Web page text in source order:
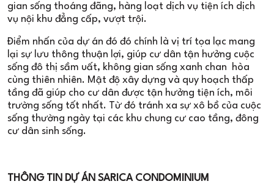
gian sống thoáng đãng, hàng loạt dịch vụ tiện ích dịch
vụ nội khu đẳng cấp, vượt trội.
Điểm nhấn của dự án đó đó chính là vị trí tọa lạc mang
lại sự lưu thông thuận lợi, giúp cư dân tận hưởng cuộc
sống đô thị sầm uất, không gian sống xanh chan hòa
cùng thiên nhiên. Mật độ xây dựng và quy hoạch thấp
tầng đã giúp cho cư dân được tận hưởng tiện ích, môi
trường sống tốt nhất. Từ đó tránh xa sự xô bồ của cuộc
sống thường ngày tại các khu chung cư cao tầng, đông
cư dân sinh sống.
THÔNG TIN DỰ ÁN SARICA CONDOMINIUM